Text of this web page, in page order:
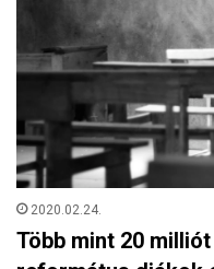
2020.02.24.
Több mint 20